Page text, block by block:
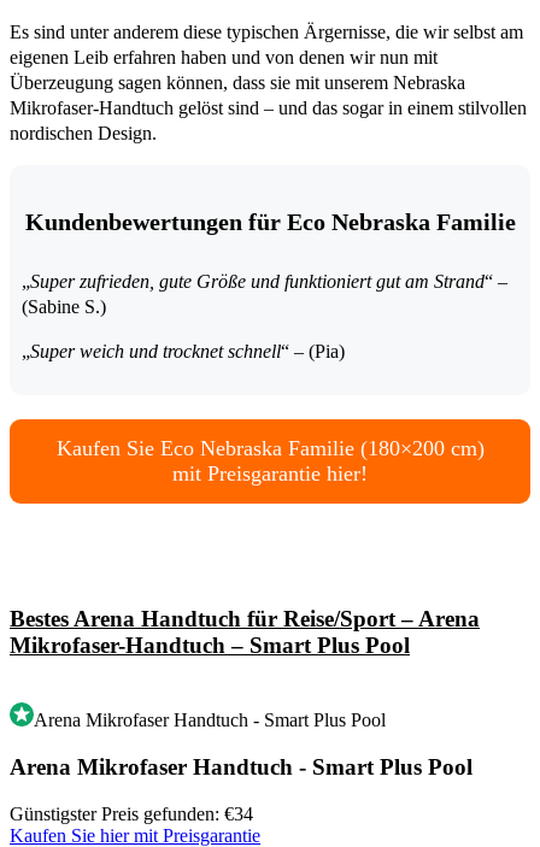
Es sind unter anderem diese typischen Ärgernisse, die wir selbst am
eigenen Leib erfahren haben und von denen wir nun mit
Überzeugung sagen können, dass sie mit unserem Nebraska
Mikrofaser-Handtuch gelöst sind – und das sogar in einem stilvollen
nordischen Design.
Kundenbewertungen für Eco Nebraska Familie
„Super zufrieden, gute Größe und funktioniert gut am Strand“ –
(Sabine S.)
„Super weich und trocknet schnell“ – (Pia)
Kaufen Sie Eco Nebraska Familie (180×200 cm)
mit Preisgarantie hier!
Bestes Arena Handtuch für Reise/Sport – Arena
Mikrofaser-Handtuch – Smart Plus Pool
Arena Mikrofaser Handtuch - Smart Plus Pool
Arena Mikrofaser Handtuch - Smart Plus Pool
Günstigster Preis gefunden: €34
Kaufen Sie hier mit Preisgarantie